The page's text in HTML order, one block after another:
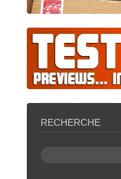
RECHERCHE